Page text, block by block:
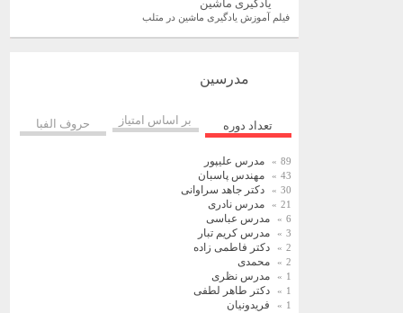
یادگیری ماشین
فیلم آموزش یادگیری ماشین در متلب
مدرسین
تعداد دوره بر اساس امتیاز حروف الفبا
89 مدرس علیپور
43 مهندس پاسبان
30 دکتر جاهد سراوانی
21 مدرس نادری
6 مدرس عباسی
3 مدرس کریم تبار
2 دکتر فاطمی زاده
2 محمدی
1 مدرس نظری
1 دکتر طاهر لطفی
1 فریدونیان